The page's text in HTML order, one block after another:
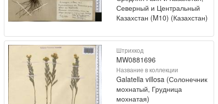
Северный и Центральный
Казахстан (M10) (Казахстан)
Штрихкод
MW0881696
Название в коллекции
Galatella villosa (Солонечник
мохнатый, Грудница
мохнатая)